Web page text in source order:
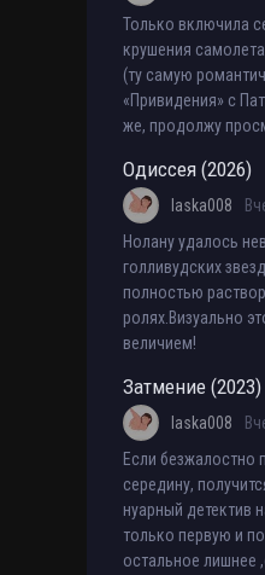
Только включила
крушения
(ту самую
«Привидения» с
же, продолжу
Одиссея (2026)
laska008
Нолану удалось
голливудских
полностью
ролях.Визуально
величием!
Затмение (2023)
laska008
Если безжалостно
середину,
нуарный детектив
только первую и
остальное лишнее